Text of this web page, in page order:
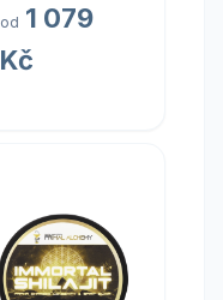
237 ml
od 1 079
Kč